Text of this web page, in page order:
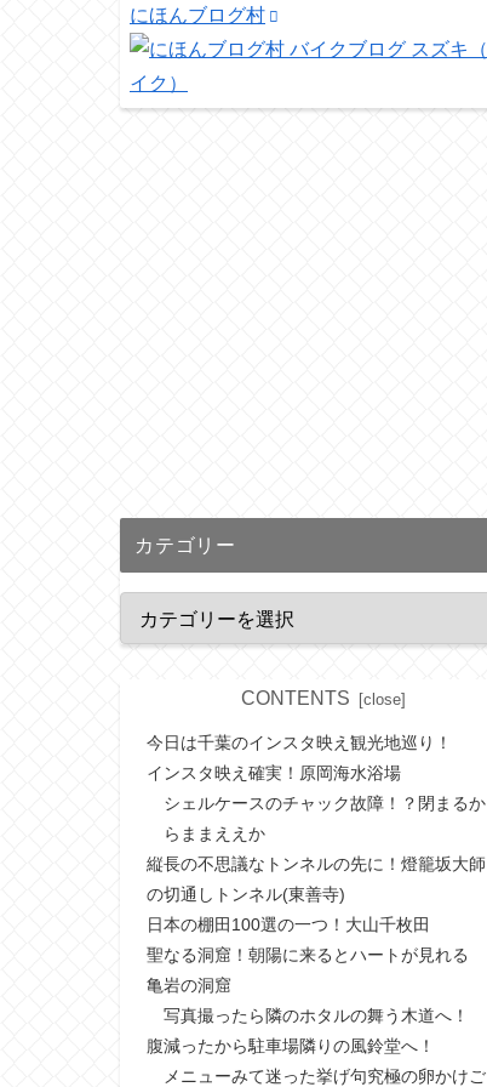
にほんブログ村
カテゴリー
CONTENTS
今日は千葉のインスタ映え観光地巡り！
インスタ映え確実！原岡海水浴場
シェルケースのチャック故障！？閉まるか
らままええか
縦長の不思議なトンネルの先に！燈籠坂大師
の切通しトンネル(東善寺)
日本の棚田100選の一つ！大山千枚田
聖なる洞窟！朝陽に来るとハートが見れる
亀岩の洞窟
写真撮ったら隣のホタルの舞う木道へ！
腹減ったから駐車場隣りの風鈴堂へ！
メニューみて迷った挙げ句究極の卵かけご